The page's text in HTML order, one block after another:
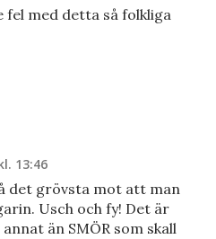
fel med detta så folkliga
13:46
det grövsta mot att man
Usch och fy! Det är
än SMÖR som skall